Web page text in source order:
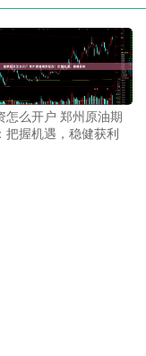
怎么开户 郑州原油期
把握机遇，稳健获利